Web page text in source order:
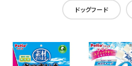
ドッグフード